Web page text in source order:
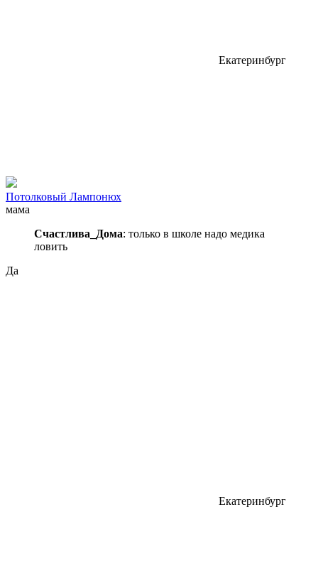
Екатеринбург
Потолковый Лампонюх
мама
Счастлива_Дома: только в школе надо медика
ловить
Да
Екатеринбург